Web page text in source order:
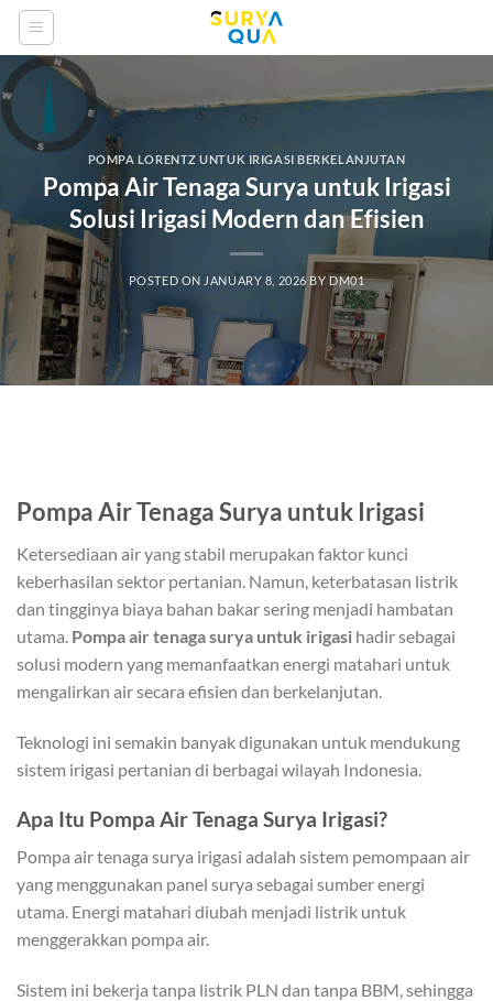
Skip
content
POMPA LORENTZ UNTUK IRIGASI BERKELANJUTAN
Pompa Air Tenaga Surya untuk Irigasi
Solusi Irigasi Modern dan Efisien
POSTED ON JANUARY 8, 2026 BY DM01
Pompa Air Tenaga Surya untuk Irigasi
Ketersediaan air yang stabil merupakan faktor kunci
keberhasilan sektor pertanian. Namun, keterbatasan listrik
dan tingginya biaya bahan bakar sering menjadi hambatan
utama. Pompa air tenaga surya untuk irigasi hadir sebagai
solusi modern yang memanfaatkan energi matahari untuk
mengalirkan air secara efisien dan berkelanjutan.
Teknologi ini semakin banyak digunakan untuk mendukung
sistem irigasi pertanian di berbagai wilayah Indonesia.
Apa Itu Pompa Air Tenaga Surya Irigasi?
Pompa air tenaga surya irigasi adalah sistem pemompaan air
yang menggunakan panel surya sebagai sumber energi
utama. Energi matahari diubah menjadi listrik untuk
menggerakkan pompa air.
Sistem ini bekerja tanpa listrik PLN dan tanpa BBM, sehingga